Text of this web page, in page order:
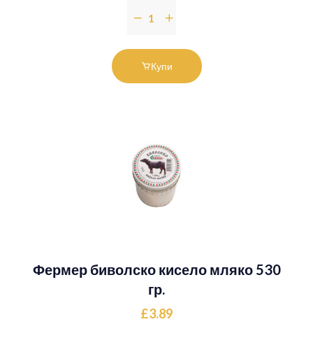
Купи
Фермер биволско кисело мляко 530
гр.
£3.89